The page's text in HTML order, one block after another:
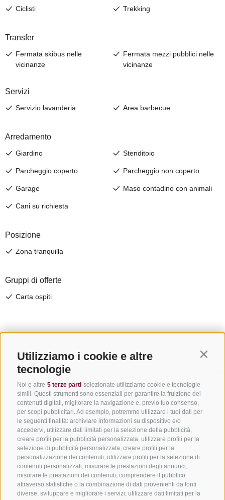
Utilizziamo i cookie e altre
tecnologie
Noi e altre 5 terze parti selezionate utilizziamo cookie e tecnologie
simili. Questi strumenti sono essenziali per garantire la fruizione dei
contenuti digitali, migliorare la navigazione e, previo tuo consenso,
per scopi pubblicitari. Ad esempio, potremmo utilizzare i tuoi dati per
le seguenti finalità: archiviare informazioni su dispositivo e/o
accedervi, utilizzare dati limitati per la selezione della pubblicità,
creare profili per la pubblicità personalizzata, utilizzare profili per la
selezione di pubblicità personalizzata, creare profili per la
personalizzazione dei contenuti, utilizzare profili per la selezione di
contenuti personalizzati, misurare le prestazioni degli annunci,
misurare le prestazioni dei contenuti, comprendere il pubblico
attraverso statistiche o la combinazione di dati provenienti da fonti
diverse, sviluppare e migliorare i servizi, utilizzare dati limitati per la
CONTATTACI
+39 0472 765325